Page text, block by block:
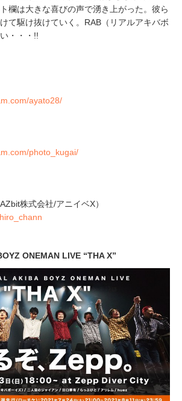
欄は大きな喜びの声で湧き上がった。彼ら
て駆け抜けていく。RAB（リアルアキバボ
・・・!!
ayato28/
photo_kugai/
株式会社/アニイベX）
ONEMAN LIVE “THA X”